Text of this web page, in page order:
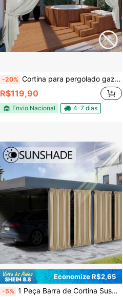
-20% Cortina para pergolado gazebo livre de insetos e poeira para area externa
R$119,90
Envio Nacional 4-7 dias
Economize R$2,65
-5% 1 Peça Barra de Cortina Suspensa para Uso Externo, À Prova d'Água, Fácil Instalação, Resistente ao Vento, Adequada para Pátio, Varanda, Sacada, Sombreamento, Proteção de Privacidade na Entrada, Sombreamento de Garagem